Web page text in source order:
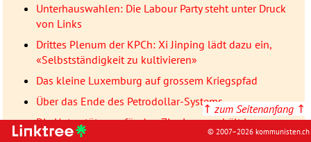
Unterhauswahlen: Die Labour Party steht unter Druck
von Links
Drittes Plenum der KPCh: Xi Jinping lädt dazu ein,
«Selbstständigkeit zu kultivieren»
Das kleine Luxemburg auf grossem Kriegspfad
Über das Ende des Petrodollar-Systems
Die Unterstützung für den Zionismus erhält immer
mehr Risse
↑ zum Seitenanfang ↑
© 2007–2026 kommunisten.ch